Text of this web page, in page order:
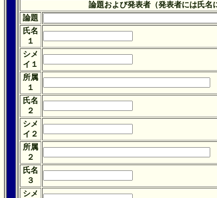
論題および発表者（発表者には氏名
論題
氏名
１
シメ
イ１
所属
１
氏名
２
シメ
イ２
所属
２
氏名
３
シメ